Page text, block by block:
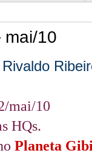
10
mai/10
HQs.
Planeta